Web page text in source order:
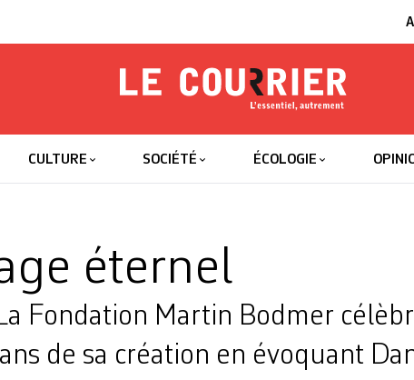
Le Courrier
CULTURE SOCIÉTÉ ÉCOLOGIE
éternel
Fondation Martin Bodmer
de sa création en évoquant